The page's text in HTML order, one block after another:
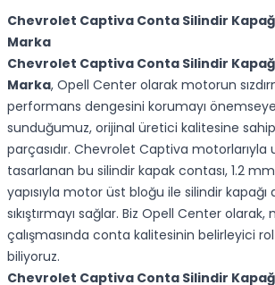
Chevrolet Captiva Conta Silindir Kapağı
Marka
Chevrolet Captiva Conta Silindir Kapağı
Marka, Opell Center olarak motorun
performans dengesini korumayı
sunduğumuz, orijinal üretici kalitesine
parçasıdır. Chevrolet Captiva
tasarlanan bu silindir kapak contası, 1.2 mm
yapısıyla motor üst bloğu ile silindir kapağı
sıkıştırmayı sağlar. Biz Opell Center olarak,
çalışmasında conta kalitesinin belirleyici rol
biliyoruz.
Chevrolet Captiva Conta Silindir Kapağı